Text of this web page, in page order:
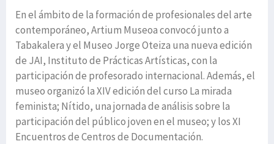
En el ámbito de la formación de profesionales del arte
contemporáneo, Artium Museoa convocó junto a
Tabakalera y el Museo Jorge Oteiza una nueva edición
de JAI, Instituto de Prácticas Artísticas, con la
participación de profesorado internacional. Además, el
museo organizó la XIV edición del curso La mirada
feminista; Nítido, una jornada de análisis sobre la
participación del público joven en el museo; y los XI
Encuentros de Centros de Documentación.